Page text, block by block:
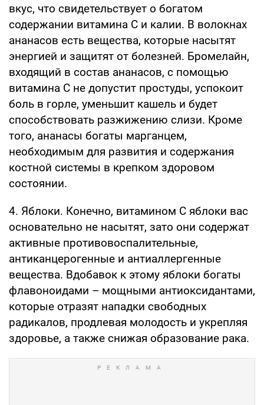
вкус, что свидетельствует о богатом
содержании витамина С и калии. В волокнах
ананасов есть вещества, которые насытят
энергией и защитят от болезней. Бромелайн,
входящий в состав ананасов, с помощью
витамина С не допустит простуды, успокоит
боль в горле, уменьшит кашель и будет
способствовать разжижению слизи. Кроме
того, ананасы богаты марганцем,
необходимым для развития и содержания
костной системы в крепком здоровом
состоянии.
4. Яблоки. Конечно, витамином С яблоки вас
основательно не насытят, зато они содержат
активные противовоспалительные,
антиканцерогенные и антиаллергенные
вещества. Вдобавок к этому яблоки богаты
флавоноидами – мощными антиоксидантами,
которые отразят нападки свободных
радикалов, продлевая молодость и укрепляя
здоровье, а также снижая образование рака.